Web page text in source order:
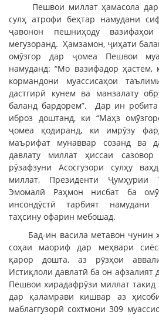
Пешвои миллат ҳамасола
сулҳ атрофи беҳтар намудани
ҷавонон пешниҳоду
мегузоранд. Ҳамзамон, ҷиҳати
омӯзгор дар ҷомеа Пешвои
намуданд: “Мо вазифадор ҳастем,
кормандони муассисаҳои
дастгирӣ кунем ва манзалату
баланд бардорем”. Дар ин
иброз доштанд, ки “Маҳз
ҷомеа қодиранд, ки имрӯзу
маърифат мунаввар созанд ва
давлату миллат ҳиссаи сазовор
рӯзафзуни Асосгузори сулҳу
миллат, Президенти Ҷумҳурии
Эмомалӣ Раҳмон нисбат ба
инсондӯстӣ тарбият намудани
таҳсину офарин мебошад.
Бад-ин васила метавон чунин
соҳаи маориф дар меҳвари
қарор дошта, аз рӯзҳои
Истиқлоли давлатӣ ба он
Пешвои хирадафрӯзи миллат такид
дар қаламрави кишвар аз
маблағгузорӣ сохтмони 309